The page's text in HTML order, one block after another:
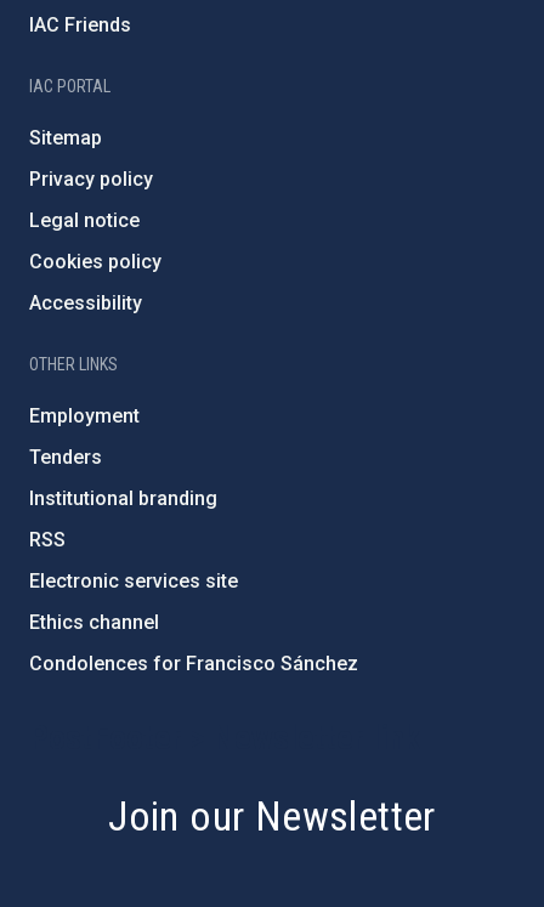
IAC Friends
IAC PORTAL
Sitemap
Privacy policy
Legal notice
Cookies policy
Accessibility
OTHER LINKS
Employment
Tenders
Institutional branding
RSS
Electronic services site
Ethics channel
Condolences for Francisco Sánchez
Join our Newsletter